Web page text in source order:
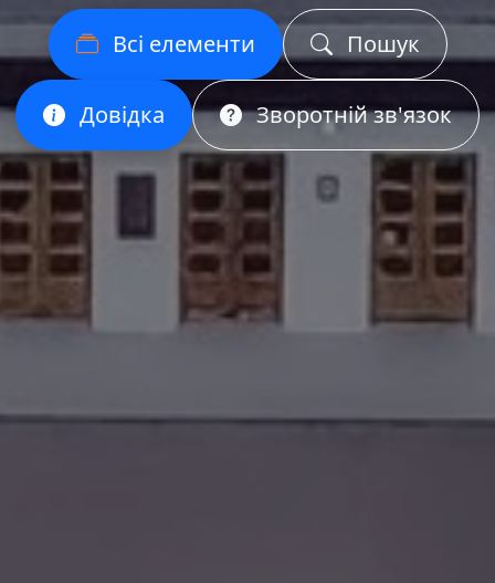
Всі елементи Пошук
Довідка Зворотній зв'язок